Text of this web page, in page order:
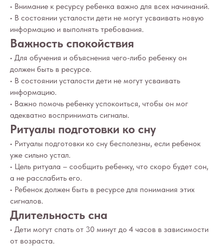
• Внимание к ресурсу ребенка важно для всех начинаний.
• В состоянии усталости дети не могут усваивать новую
информацию и выполнять требования.
Важность спокойствия
• Для обучения и объяснения чего-либо ребенку он
должен быть в ресурсе.
• В состоянии усталости дети не могут усваивать
информацию.
• Важно помочь ребенку успокоиться, чтобы он мог
адекватно воспринимать сигналы.
Ритуалы подготовки ко сну
• Ритуалы подготовки ко сну бесполезны, если ребенок
уже сильно устал.
• Цель ритуала – сообщить ребенку, что скоро будет сон,
а не расслабить его.
• Ребенок должен быть в ресурсе для понимания этих
сигналов.
Длительность сна
• Дети могут спать от 30 минут до 4 часов в зависимости
от возраста.